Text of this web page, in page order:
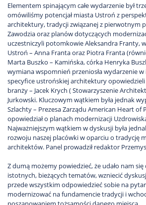
Elementem spinającym całe wydarzenie był
omówiliśmy potencjał miasta Ustroń z
architektury, tradycji związanej z pierwotnym
Zawodzia oraz planów dotyczących
uczestniczyli potomkowie Aleksandra Franty,
Ustroń – Anna Franta oraz Piotra Franta
Marta Buszko – Kamińska, córka Henryka
wymiana wspomnień przeniosła wydarzenie
specyfice ustrońskiej architektury
branży – Jacek Krych ( Stowarzyszenie
Jurkowski. Kluczowym wątkiem była jednak
Szlachty – Prezesa Zarządu American Heart of
opowiedział o planach modernizacji
Najważniejszym wątkiem w dyskusji była
rozwoju naszej placówki w oparciu o tradycję
architektów. Panel prowadził redaktor
Z dumą możemy powiedzieć, że udało nam
istotnych, bieżących tematów, wzniecić
przede wszystkim odpowiedzieć sobie na
modernizować na fundamencie tradycji i